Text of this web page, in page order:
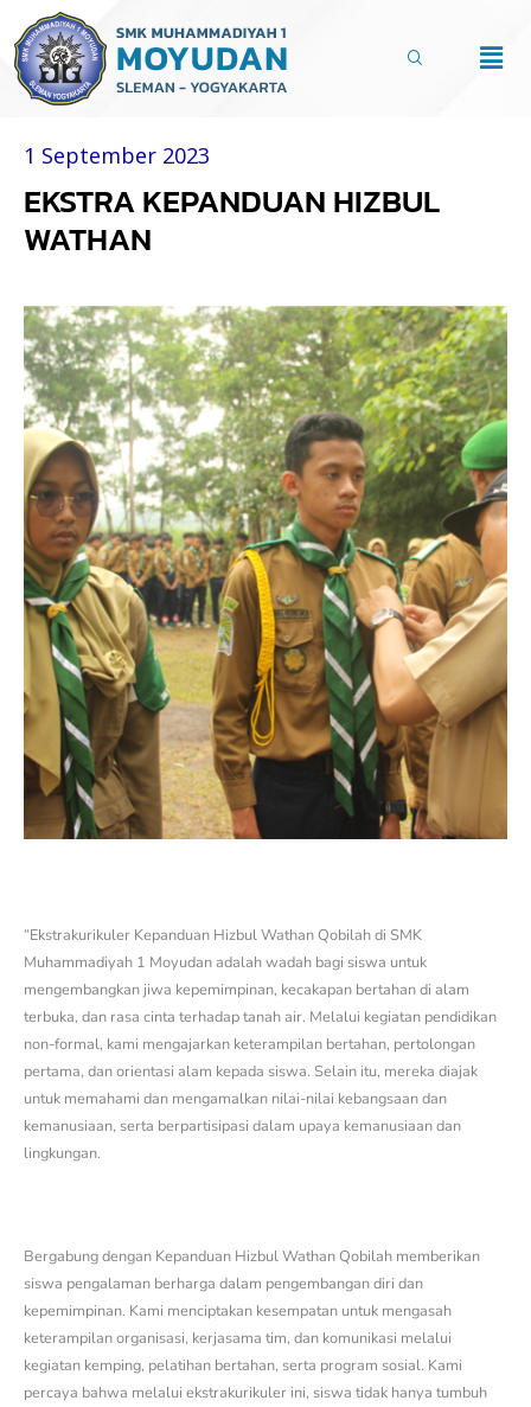
Lewati
konten
1 September 2023
EKSTRA KEPANDUAN HIZBUL
WATHAN
“Ekstrakurikuler Kepanduan Hizbul Wathan Qobilah di SMK
Muhammadiyah 1 Moyudan adalah wadah bagi siswa untuk
mengembangkan jiwa kepemimpinan, kecakapan bertahan di alam
terbuka, dan rasa cinta terhadap tanah air. Melalui kegiatan pendidikan
non-formal, kami mengajarkan keterampilan bertahan, pertolongan
pertama, dan orientasi alam kepada siswa. Selain itu, mereka diajak
untuk memahami dan mengamalkan nilai-nilai kebangsaan dan
kemanusiaan, serta berpartisipasi dalam upaya kemanusiaan dan
lingkungan.
Bergabung dengan Kepanduan Hizbul Wathan Qobilah memberikan
siswa pengalaman berharga dalam pengembangan diri dan
kepemimpinan. Kami menciptakan kesempatan untuk mengasah
keterampilan organisasi, kerjasama tim, dan komunikasi melalui
kegiatan kemping, pelatihan bertahan, serta program sosial. Kami
percaya bahwa melalui ekstrakurikuler ini, siswa tidak hanya tumbuh